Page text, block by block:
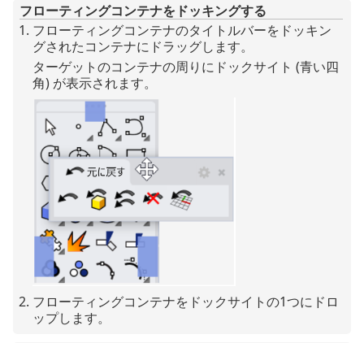
フローティングコンテナをドッキングする
フローティングコンテナのタイトルバーをドッキン
グされたコンテナにドラッグします。
ターゲットのコンテナの周りにドックサイト (青い四
角) が表示されます。
フローティングコンテナをドックサイトの1つにドロ
ップします。